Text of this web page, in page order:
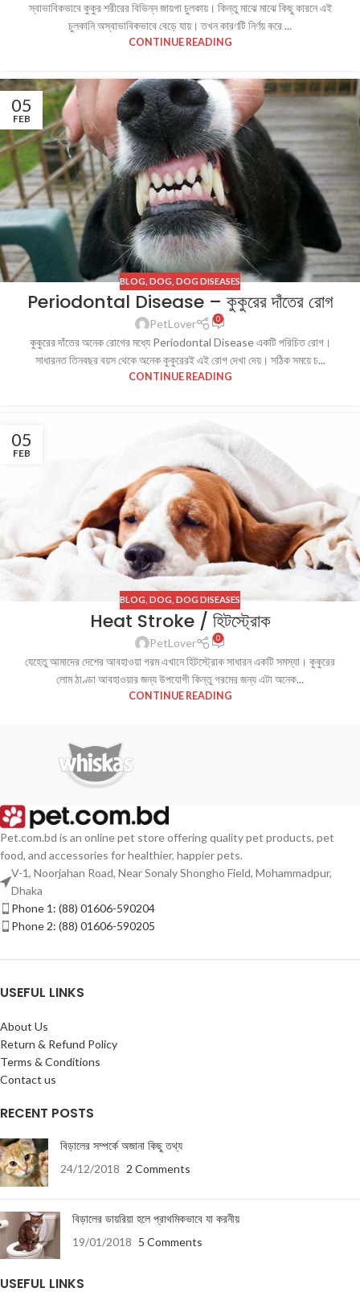
স্বাভাবিকভাবে কুকুর শরীরের বিভিন্ন জায়গা চুলকায়। কিন্তু মাঝে মাঝে কিছু কারনে এই
চুলকানি অস্বাভাবিকভাবে বেড়ে যায়। তখন কারণটি নির্ণয় করে ...
CONTINUE READING
05
FEB
BLOG DOG DOG DISEASES
Periodontal Disease – কুকুরের দাঁতের রোগ
PetLover 0
কুকুরের দাঁতের অনেক রোগের মধ্যে Periodontal Disease একটি পরিচিত রোগ।
সাধারনত তিনবছর বয়স থেকে অনেক কুকুরেরই এই রোগ দেখা দেয়। সঠিক সময়ে চ...
CONTINUE READING
05
FEB
BLOG DOG DOG DISEASES
Heat Stroke / হিটস্ট্রোক
PetLover 0
যেহেতু আমাদের দেশের আবহাওয়া গরম এখানে হিটস্ট্রোক সাধারন একটি সমস্যা। কুকুরের
লোম ঠাণ্ডা আবহাওয়ার জন্য উপযোগী কিন্তু গরমের জন্য এটা অনেক...
CONTINUE READING
Pet.com.bd is an online pet store offering quality pet products, pet
food, and accessories for healthier, happier pets.
V-1, Noorjahan Road, Near Sonaly Shongho Field, Mohammadpur,
Dhaka
Phone 1: (88) 01606-590204
Phone 2: (88) 01606-590205
USEFUL LINKS
About Us
Return & Refund Policy
Terms & Conditions
Contact us
RECENT POSTS
বিড়ালের সম্পর্কে অজানা কিছু তথ্য
24/12/2018 2 Comments
বিড়ালের ডায়রিয়া হলে প্রাথমিকভাবে যা করনীয়
19/01/2018 5 Comments
USEFUL LINKS